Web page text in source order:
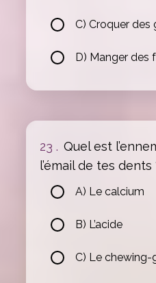
C) Croquer des
D) Manger des
23 . Quel est
l’émail de tes dents
A) Le calcium
B) L’acide
C) Le chewing-